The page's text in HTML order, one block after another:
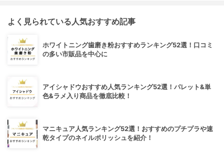
よく見られている人気おすすめ記事
ホワイトニング歯磨き粉おすすめランキング52選！口コミ
の多い市販品を中心に
アイシャドウおすすめ人気ランキング52選！パレット&単
色&ラメ入り商品を徹底比較！
マニキュア人気ランキング52選！おすすめのプチプラや速
乾タイプのネイルポリッシュを紹介！